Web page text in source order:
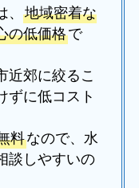
地域密着な
の低価格で
近郊に絞るこ
ずに低コスト
料なので、水
談しやすいの